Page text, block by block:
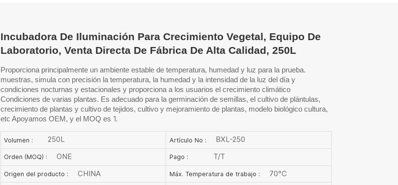
Incubadora De Iluminación Para Crecimiento Vegetal, Equipo De
Laboratorio, Venta Directa De Fábrica De Alta Calidad, 250L
Proporciona principalmente un ambiente estable de temperatura, humedad y luz para la prueba.
muestras, simula con precisión la temperatura, la humedad y la intensidad de la luz del día y
condiciones nocturnas y estacionales y proporciona a los usuarios el crecimiento climático
Condiciones de varias plantas. Es adecuado para la germinación de semillas, el cultivo de plántulas,
crecimiento de plantas y cultivo de tejidos, cultivo y mejoramiento de plantas, modelo biológico cultura,
etc Apoyamos OEM, y el MOQ es 1.
Volumen : 250L Artículo No : BXL-250
Orden (MOQ) : ONE Pago : T/T
Origen del producto : CHINA Máx. Temperatura de trabajo : 70℃